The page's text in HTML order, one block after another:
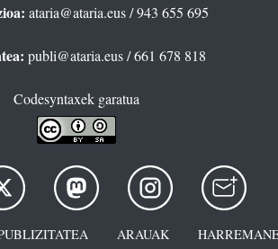
ataria@ataria.eus/ 943 655 695
publi@ataria.eus/ 661 678 818
Codesyntaxek garatua
ARAUAK